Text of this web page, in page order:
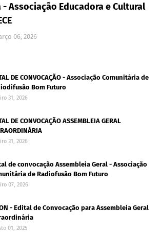
Associação Educadora e Cultural
06, 2026
DE CONVOCAÇÃO - Associação Comunitária de
Bom Futuro
31, 2026
DE CONVOCAÇÃO ASSEMBLEIA GERAL
31, 2026
de convocação Assembleia Geral - Associação
de Radiofusão Bom Futuro
07, 2026
- Edital de Convocação para Assembleia Geral
01, 2025